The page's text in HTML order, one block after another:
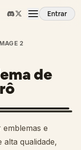
Entrar
2
de
e
qualidade,